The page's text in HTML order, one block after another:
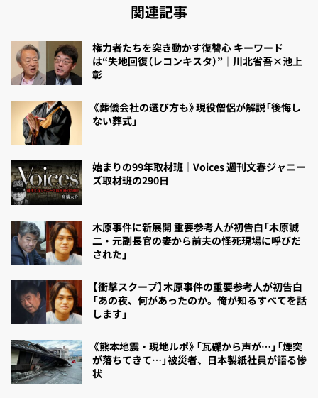
関連記事
権力者たちを突き動かす復讐心 キーワード
は“失地回復（レコンキスタ）”｜川北省吾×池上
彰
《葬儀会社の選び方も》現役僧侶が解説「後悔し
ない葬式」
始まりの99年取材班｜Voices 週刊文春ジャニー
ズ取材班の290日
木原事件に新展開 重要参考人が初告白「木原誠
二・元副長官の妻から前夫の怪死現場に呼びだ
された」
【衝撃スクープ】木原事件の重要参考人が初告白
「あの夜、何があったのか。俺が知るすべてを話
します」
《熊本地震・現地ルポ》「瓦礫から声が…」「煙突
が落ちてきて…」被災者、日本製紙社員が語る惨
状